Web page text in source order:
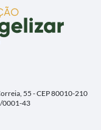
55 - CEP 80010-210
0001-43